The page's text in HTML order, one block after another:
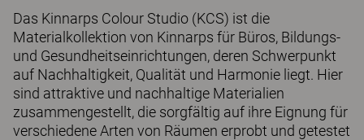
Das Kinnarps Colour Studio (KCS) ist die
Materialkollektion von Kinnarps für Büros, Bildungs-
und Gesundheitseinrichtungen, deren Schwerpunkt
auf Nachhaltigkeit, Qualität und Harmonie liegt. Hier
sind attraktive und nachhaltige Materialien
zusammengestellt, die sorgfältig auf ihre Eignung für
verschiedene Arten von Räumen erprobt und getestet